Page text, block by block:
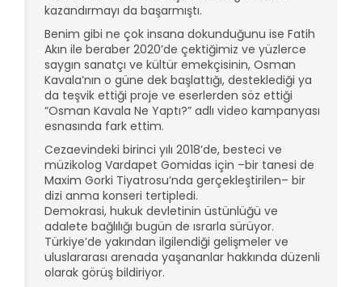
kazandırmayı da başarmıştı.
Benim gibi ne çok insana dokunduğunu ise Fatih
Akın ile beraber 2020’de çektiğimiz ve yüzlerce
saygın sanatçı ve kültür emekçisinin, Osman
Kavala’nın o güne dek başlattığı, desteklediği ya
da teşvik ettiği proje ve eserlerden söz ettiği
“Osman Kavala Ne Yaptı?” adlı video kampanyası
esnasında fark ettim.
Cezaevindeki birinci yılı 2018’de, besteci ve
müzikolog Vardapet Gomidas için –bir tanesi de
Maxim Gorki Tiyatrosu’nda gerçekleştirilen– bir
dizi anma konseri tertipledi.
Demokrasi, hukuk devletinin üstünlüğü ve
adalete bağlılığı bugün de ısrarla sürüyor.
Türkiye’de yakından ilgilendiği gelişmeler ve
uluslararası arenada yaşananlar hakkında düzenli
olarak görüş bildiriyor.